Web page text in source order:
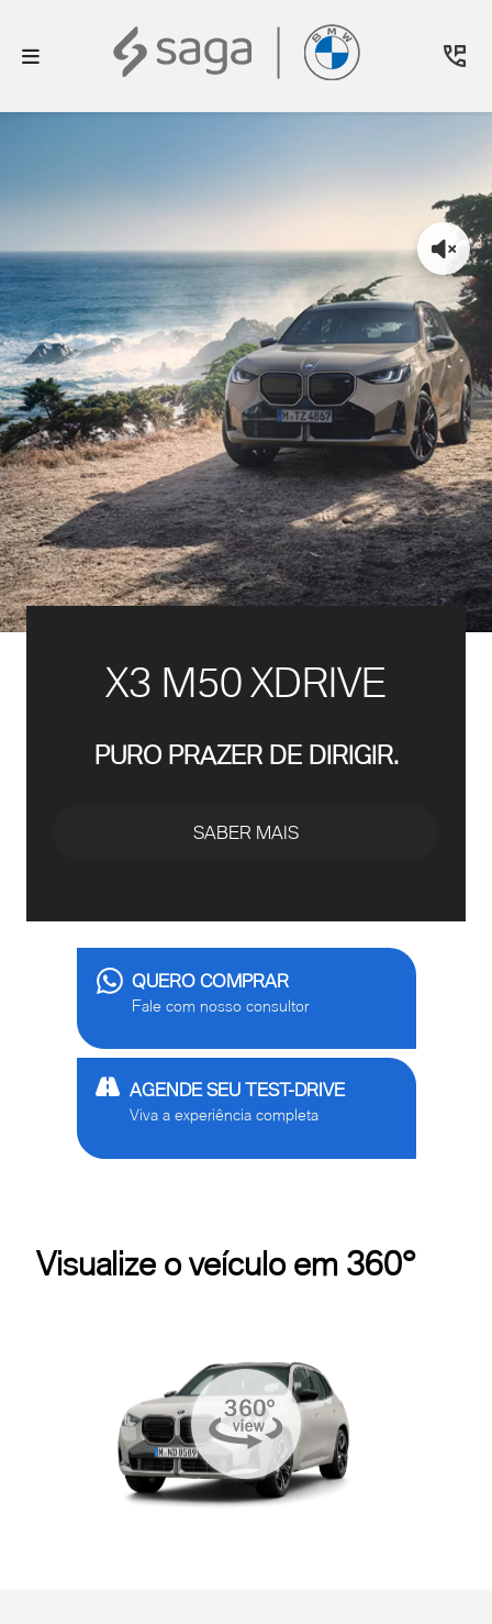
X3 M50 XDRIVE
PURO PRAZER DE DIRIGIR.
SABER MAIS
QUERO COMPRAR
Fale com nosso consultor
AGENDE SEU TEST-DRIVE
Viva a experiência completa
Visualize o veículo em 360°